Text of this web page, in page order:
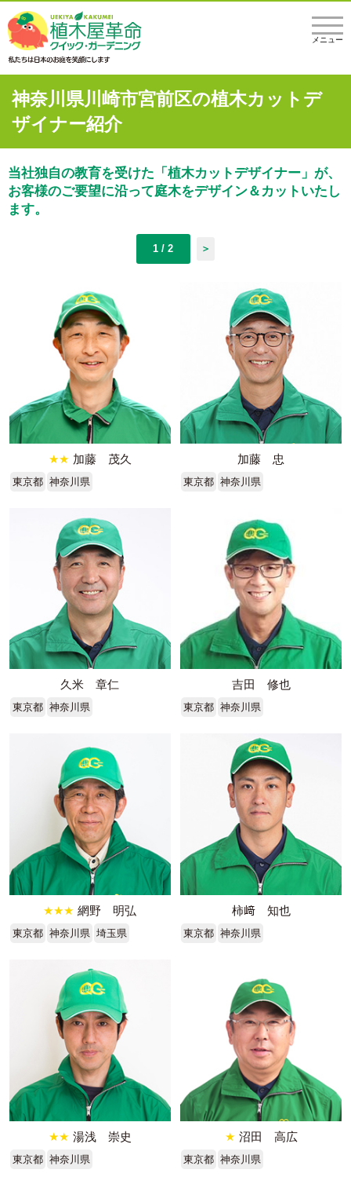
メニュー
神奈川県川崎市宮前区の植木カットデ
ザイナー紹介
当社独自の教育を受けた「植木カットデザイナー」が、
お客様のご要望に沿って庭木をデザイン＆カットいたし
ます。
1 / 2 ＞
★★ 加藤 茂久
東京都 神奈川県
加藤 忠
東京都 神奈川県
久米 章仁
東京都 神奈川県
吉田 修也
東京都 神奈川県
★★★ 網野 明弘
東京都 神奈川県 埼玉県
柿﨑 知也
東京都 神奈川県
★★ 湯浅 崇史
東京都 神奈川県
★ 沼田 高広
東京都 神奈川県